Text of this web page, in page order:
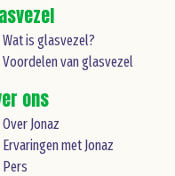
Wat is glasvezel?
Voordelen van glasvezel
ons
Over Jonaz
Ervaringen met Jonaz
Pers